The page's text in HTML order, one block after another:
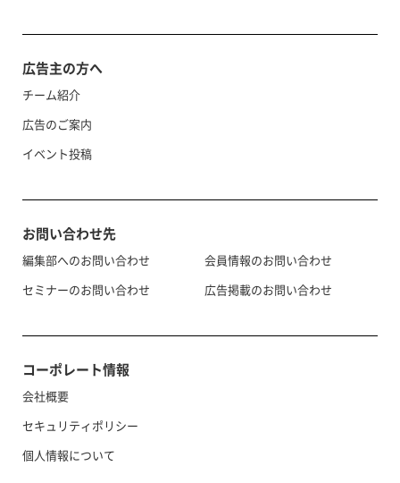
広告主の方へ
チーム紹介
広告のご案内
イベント投稿
お問い合わせ先
編集部へのお問い合わせ
セミナーのお問い合わせ
会員情報のお問い合わせ
広告掲載のお問い合わせ
コーポレート情報
会社概要
セキュリティポリシー
個人情報について